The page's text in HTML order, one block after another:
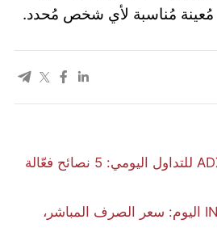
مُعينة مُناسبة لأي شخص مُحدد.
سعر صرف ZAR إلى INR اليوم: سعر الصرف المباشر،